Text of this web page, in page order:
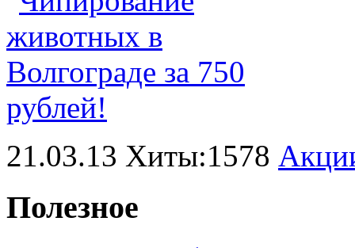
21.03.13 Хиты:1578
Полезное